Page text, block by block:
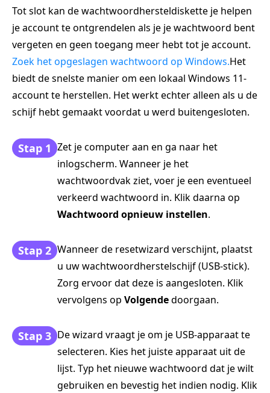
Tot slot kan de wachtwoordhersteldiskette je helpen
je account te ontgrendelen als je je wachtwoord bent
vergeten en geen toegang meer hebt tot je account.
Zoek het opgeslagen wachtwoord op Windows.Het
biedt de snelste manier om een lokaal Windows 11-
account te herstellen. Het werkt echter alleen als u de
schijf hebt gemaakt voordat u werd buitengesloten.
Stap 1 Zet je computer aan en ga naar het
inlogscherm. Wanneer je het
wachtwoordvak ziet, voer je een eventueel
verkeerd wachtwoord in. Klik daarna op
Wachtwoord opnieuw instellen.
Stap 2 Wanneer de resetwizard verschijnt, plaatst
u uw wachtwoordherstelschijf (USB-stick).
Zorg ervoor dat deze is aangesloten. Klik
vervolgens op Volgendedoorgaan.
Stap 3 De wizard vraagt je om je USB-apparaat te
selecteren. Kies het juiste apparaat uit de
lijst. Typ het nieuwe wachtwoord dat je wilt
gebruiken en bevestig het indien nodig. Klik